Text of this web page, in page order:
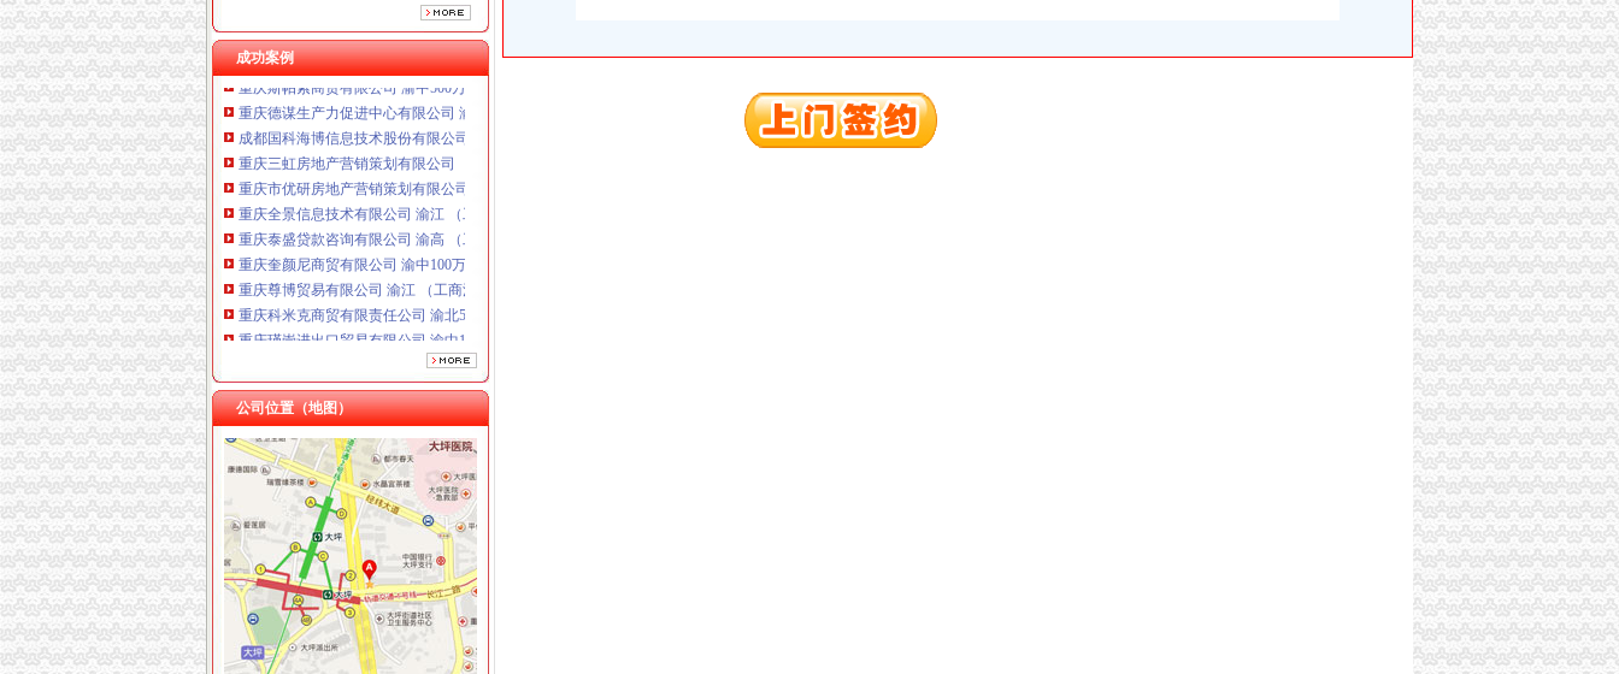
成功案例
重庆科米克商贸有限责任公司 渝北50万 （工商注册）
重庆瑾崇进出口贸易有限公司 渝中100万 （进出口权）
重庆斯帕索商贸有限公司 渝中500万 （进出口权）
重庆德谋生产力促进中心有限公司 渝大10万 （工商注册）
成都国科海博信息技术股份有限公司重庆分公司 渝江 （工商注册）
重庆三虹房地产营销策划有限公司
重庆市优研房地产营销策划有限公司
重庆全景信息技术有限公司 渝江 （工商注册）
重庆泰盛贷款咨询有限公司 渝高 （工商注册）
重庆奎颜尼商贸有限公司 渝中100万 （工商注册）
重庆尊博贸易有限公司 渝江 （工商注册）
重庆科米克商贸有限责任公司 渝北50万 （工商注册）
重庆瑾崇进出口贸易有限公司 渝中100万 （进出口权）
重庆斯帕索商贸有限公司 渝中500万 （进出口权）
重庆德谋生产力促进中心有限公司 渝大10万 （工商注册）
成都国科海博信息技术股份有限公司重庆分公司 渝江 （工商注册）
公司位置（地图）
陈家桥办税务登记证
租售转让|公司|重庆市|重庆_新浪新闻
方正证券-资讯
招商银行--四平包装（）2014年年度报告
办事项目：劳的动保障书面审查.doc8页-高清全文免费预览-max文档
晨报万事通_新浪新闻